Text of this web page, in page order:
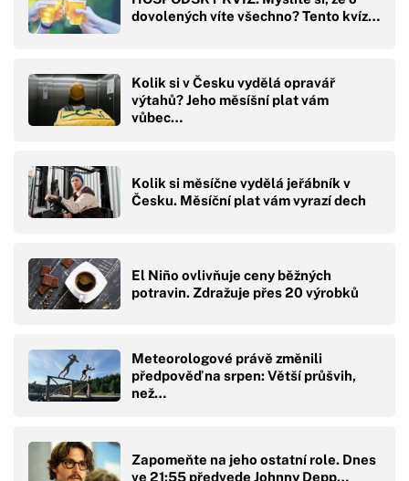
dovolených víte všechno? Tento kvíz…
Kolik si v Česku vydělá opravář
výtahů? Jeho měsíšní plat vám
vůbec…
Kolik si měsíčne vydělá jeřábník v
Česku. Měsíční plat vám vyrazí dech
El Niño ovlivňuje ceny běžných
potravin. Zdražuje přes 20 výrobků
Meteorologové právě změnili
předpověď na srpen: Větší průšvih,
než…
Zapomeňte na jeho ostatní role. Dnes
ve 21:55 předvede Johnny Depp…